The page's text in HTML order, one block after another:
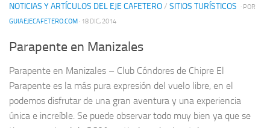
NOTICIAS Y ARTÍCULOS DEL EJE CAFETERO/ SITIOS TURÍSTICOS · POR
GUIAEJECAFETERO.COM · 18 DIC, 2014
Parapente en Manizales
Parapente en Manizales – Club Cóndores de Chipre El
Parapente es la más pura expresión del vuelo libre, en el
podemos disfrutar de una gran aventura y una experiencia
única e increíble. Se puede observar todo muy bien ya que se